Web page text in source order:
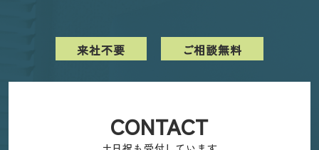
来社不要 ご相談無料
CONTACT